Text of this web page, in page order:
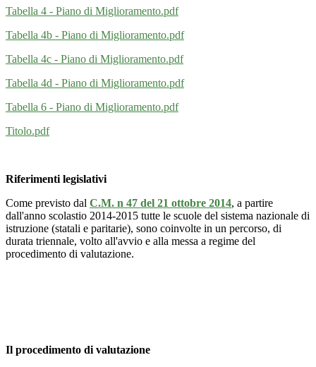
Tabella 4 - Piano di Miglioramento.pdf
Tabella 4b - Piano di Miglioramento.pdf
Tabella 4c - Piano di Miglioramento.pdf
Tabella 4d - Piano di Miglioramento.pdf
Tabella 6 - Piano di Miglioramento.pdf
Titolo.pdf
Riferimenti legislativi
Come previsto dal C.M. n 47 del 21 ottobre 2014, a partire
dall'anno scolastio 2014-2015 tutte le scuole del sistema nazionale di
istruzione (statali e paritarie), sono coinvolte in un percorso, di
durata triennale, volto all'avvio e alla messa a regime del
procedimento di valutazione.
Il procedimento di valutazione